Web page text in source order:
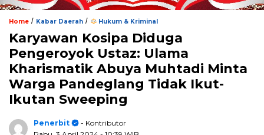
Home / Kabar Daerah / Hukum & Kriminal
Karyawan Kosipa Diduga
Pengeroyok Ustaz: Ulama
Kharismatik Abuya Muhtadi Minta
Warga Pandeglang Tidak Ikut-
Ikutan Sweeping
Penerbit
- Kontributor